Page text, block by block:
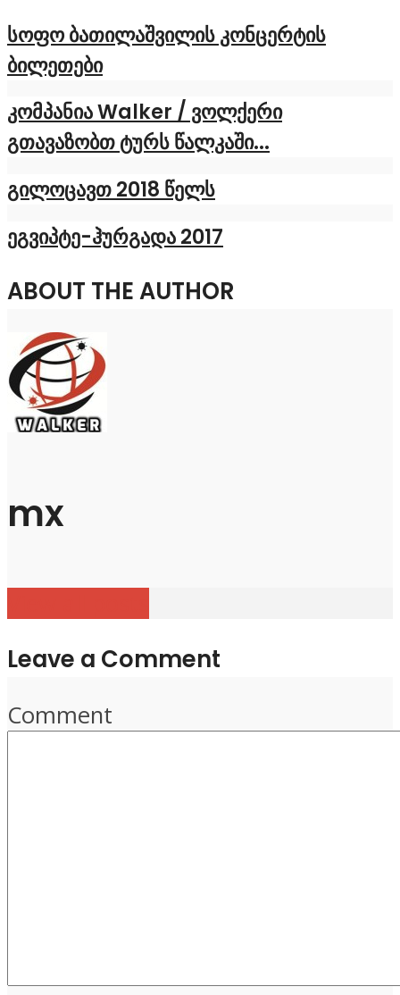
სოფო ბათილაშვილის კონცერტის
ბილეთები
კომპანია Walker / ვოლქერი
გთავაზობთ ტურს წალკაში...
გილოცავთ 2018 წელს
ეგვიპტე-ჰურგადა 2017
ABOUT THE AUTHOR
mx
Leave a Comment
Comment